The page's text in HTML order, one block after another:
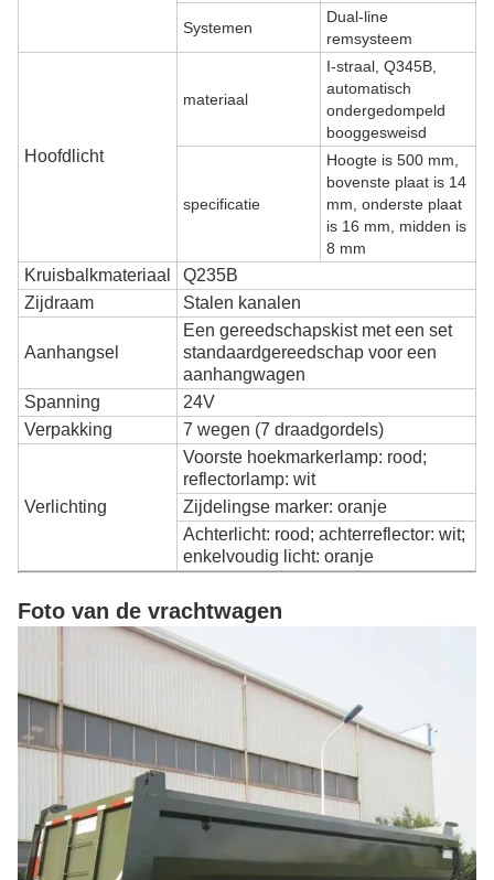
Systemen
Dual-line
remsysteem
Hoofdlicht
materiaal
I-straal, Q345B,
automatisch
ondergedompeld
booggesweisd
specificatie
Hoogte is 500 mm,
bovenste plaat is 14
mm, onderste plaat
is 16 mm, midden is
8 mm
Kruisbalkmateriaal
Q235B
Zijdraam
Stalen kanalen
Aanhangsel
Een gereedschapskist met een set
standaardgereedschap voor een
aanhangwagen
Spanning
24V
Verpakking
7 wegen (7 draadgordels)
Verlichting
Voorste hoekmarkerlamp: rood;
reflectorlamp: wit
Zijdelingse marker: oranje
Achterlicht: rood; achterreflector: wit;
enkelvoudig licht: oranje
Foto van de vrachtwagen